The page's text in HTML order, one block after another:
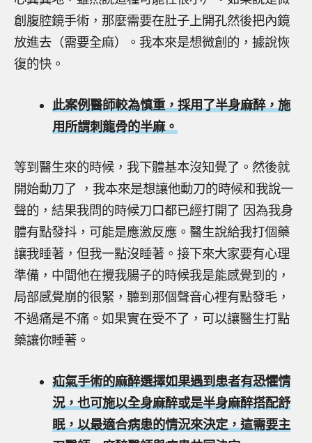
創腹腔鏡手術，那麼需要在肚子上開孔然後把內鏡
放進去（需要全麻）。我本來是想微創的，據說恢
復的快。
此案例醫師較為慎重，採用了半身麻醉，施
用所謂刺龍骨的半麻。
等到醫生來的時候，我下體基本沒知覺了。然後就
開始動刀了 ，我本來是想讓他動刀的時候和我說一
聲的，結果我問的時候刀口都已經打開了 因為我身
體有點發抖，可能是應激反應。醫生說給我打個藥
讓我睡著，但我一點沒睡著。接下來大家要有心理
準備，中間他在攪我腸子的時候我是能感覺到的，
局部感覺崩的很緊，聽到那個聲音心裡有點發毛，
不過痛是不痛。如果實在受不了，可以讓醫生打點
藥讓你睡著。
疝氣手術的麻醉選擇如果遇到患者有恐懼情
況，也可施以全身麻醉或是半身麻醉搭配舒
眠，以最適合病患的情況來決定，這需要主